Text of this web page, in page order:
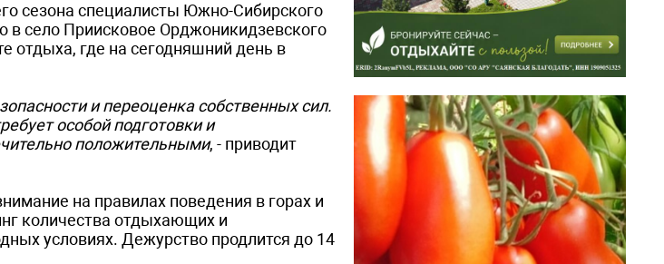
сезона специалисты Южно-Сибирского
в село Приисковое Орджоникидзевского
отдыха, где на сегодняшний день в
и переоценка собственных сил.
особой подготовки и
положительными, - приводит
на правилах поведения в горах и
количества отдыхающих и
условиях. Дежурство продлится до 14